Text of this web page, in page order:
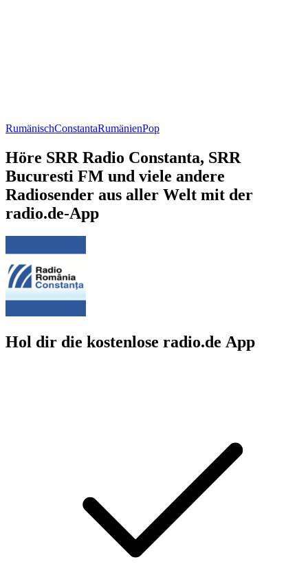
RumänischConstantaRumänienPop
Höre SRR Radio Constanta, SRR
Bucuresti FM und viele andere
Radiosender aus aller Welt mit der
radio.de-App
Hol dir die kostenlose radio.de App